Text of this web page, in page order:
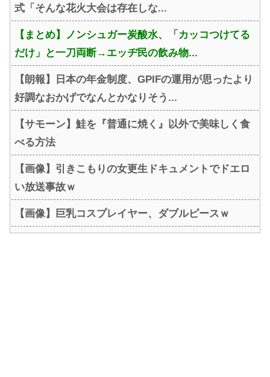
式「そんな花火大会は存在しな...
【まとめ】ノンシュガー炭酸水、「カッコつけてる
だけ」と一刀両断→エッヂ民の飲み物...
【朗報】日本の年金制度、GPIFの運用が思ったより
好調なおかげでなんとかなりそう...
【サモーン】鮭を『普通に焼く』以外で美味しく食
べる方法
【画像】引きこもりの女更生ドキュメントでドエロ
い放送事故ｗ
【画像】巨乳コスプレイヤー、ダブルピースｗ